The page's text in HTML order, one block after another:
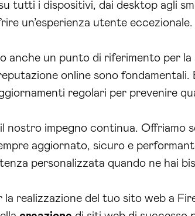
tutti i dispositivi, dai desktop agli
un’esperienza utente eccezionale.
anche un punto di riferimento per
online sono
regolari per prevenire
nostro impegno continua. Offriamo
aggiornato, sicuro e
personalizzata quando ne hai
realizzazione del tuo sito web a